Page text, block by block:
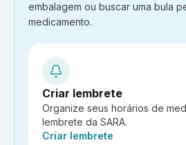
embalagem ou buscar uma bula
medicamento.
Criar lembrete
Organize seus horários de
lembrete da SARA.
Ação:
Criar lembrete